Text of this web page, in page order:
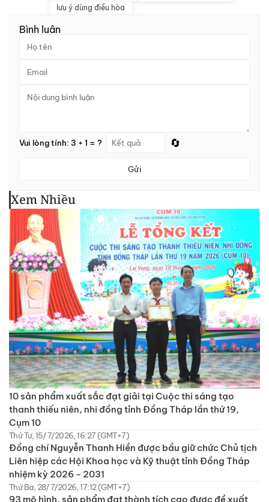
lưu ý dùng điều hòa
Bình luận
Vui lòng tính: 3 + 1 = ? 🔄
Gửi
Xem Nhiều
10 sản phẩm xuất sắc đạt giải tại Cuộc thi sáng tạo
thanh thiếu niên, nhi đồng tỉnh Đồng Tháp lần thứ 19,
Cụm 10
Thứ Tư, 15/7/2026, 16:27 (GMT+7)
Đồng chí Nguyễn Thanh Hiền được bầu giữ chức Chủ tịch
Liên hiệp các Hội Khoa học và Kỹ thuật tỉnh Đồng Tháp
nhiệm kỳ 2026 - 2031
Thứ Ba, 28/7/2026, 17:12 (GMT+7)
93 mô hình, sản phẩm đạt thành tích cao được đề xuất